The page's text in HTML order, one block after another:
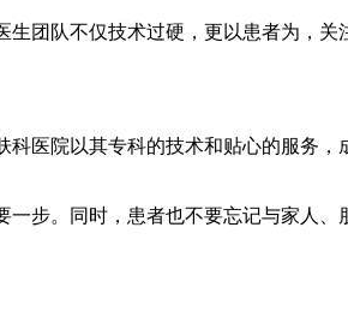
团队不仅技术过硬，更以患者为，关
医院以其专科的技术和贴心的服务，
步。同时，患者也不要忘记与家人、